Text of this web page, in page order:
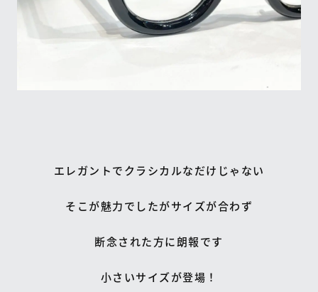
エレガントでクラシカルなだけじゃない
そこが魅力でしたがサイズが合わず
断念された方に朗報です
小さいサイズが登場！